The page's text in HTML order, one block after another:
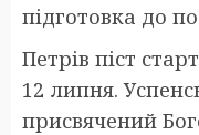
підготовка до
Петрів піст
12 липня.
присвячений